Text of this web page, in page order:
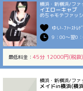
横浜・新横浜/ファ
イエローキャブ
めちゃモテファッ
ゆい-ﾌｧｰｽﾄﾚ
9：00〜翌0
最低料金： 45分 12000円(税抜
横浜・新横浜/ファ
メイドin横浜(横